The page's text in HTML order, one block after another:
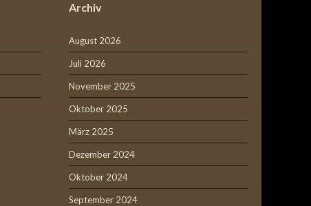
Archiv
August 2026
Juli 2026
November 2025
Oktober 2025
März 2025
Dezember 2024
Oktober 2024
September 2024